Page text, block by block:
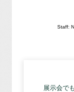
Staff:
展示会で